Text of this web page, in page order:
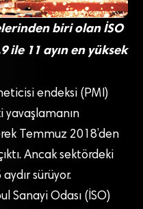
biri olan İSO
ile 11 ayın en yüksek
endeksi (PMI)
yavaşlamanın
Temmuz 2018’den
Ancak sektördeki
sürüyor.
Sanayi Odası (İSO)